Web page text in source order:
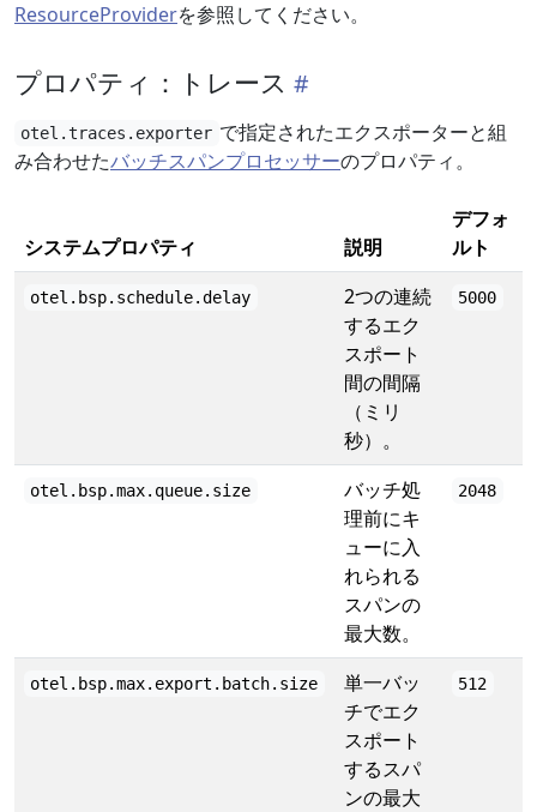
ResourceProviderを参照してください。
プロパティ：トレース
otel.traces.exporter で指定されたエクスポーターと組
み合わせたバッチスパンプロセッサーのプロパティ。
システムプロパティ 説明
デフォ
ルト
otel.bsp.schedule.delay
2つの連続
するエク
スポート
間の間隔
（ミリ
秒）。
5000
otel.bsp.max.queue.size
バッチ処
理前にキ
ューに入
れられる
スパンの
最大数。
2048
otel.bsp.max.export.batch.size
単一バッ
チでエク
スポート
するスパ
ンの最大
512